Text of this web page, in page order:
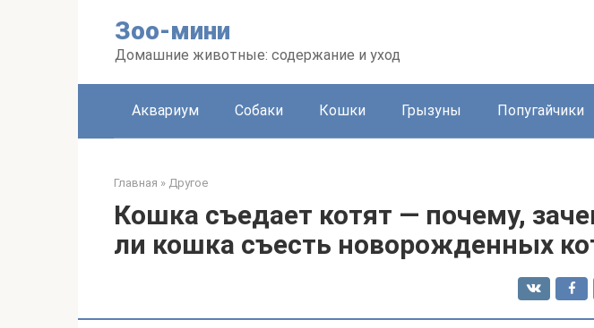
Зоо-мини
Домашние животные: содержание и уход
Аквариум Собаки Кошки Грызуны Попугайчики
Главная » Другое
Кошка съедает котят — почему,
ли кошка съесть новорожденных